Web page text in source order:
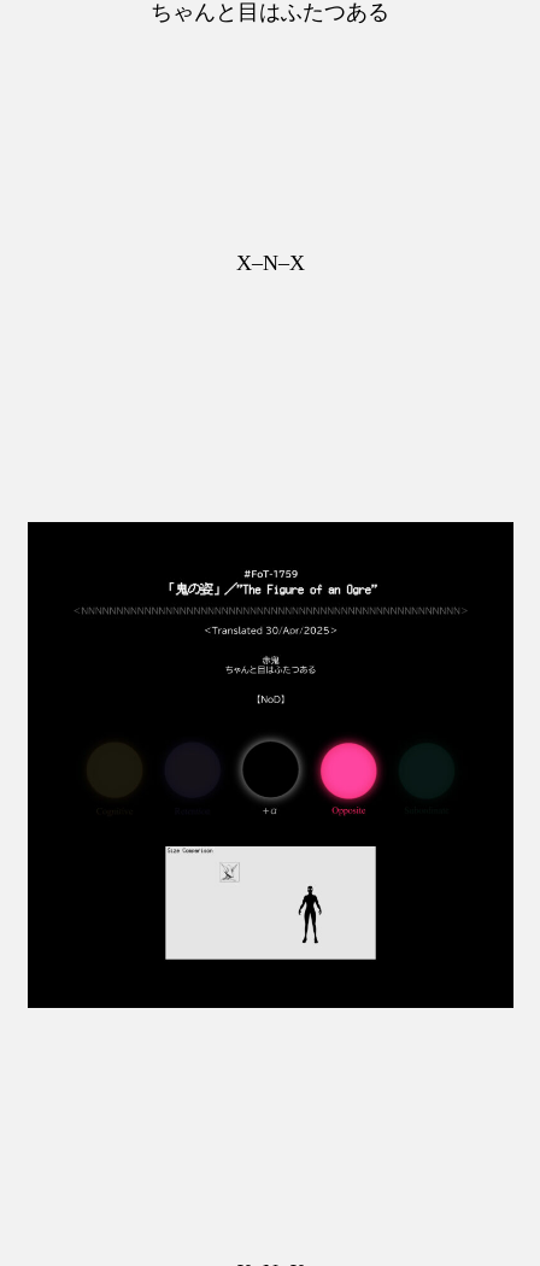
ちゃんと目はふたつある
X–N–X